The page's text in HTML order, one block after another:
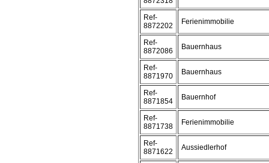
Ref-
8872202
Ferienimmobilie
Ref-
8872086
Bauernhaus
Ref-
8871970
Bauernhaus
Ref-
8871854
Bauernhof
Ref-
8871738
Ferienimmobilie
Ref-
8871622
Aussiedlerhof